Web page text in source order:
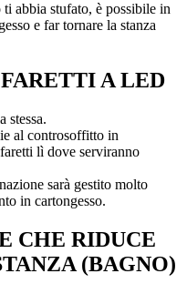
abbia stufato, è possibile in
e far tornare la stanza
A LED
stessa.
al controsoffitto in
lì dove serviranno
sarà gestito molto
in cartongesso.
CHE RIDUCE
(BAGNO)